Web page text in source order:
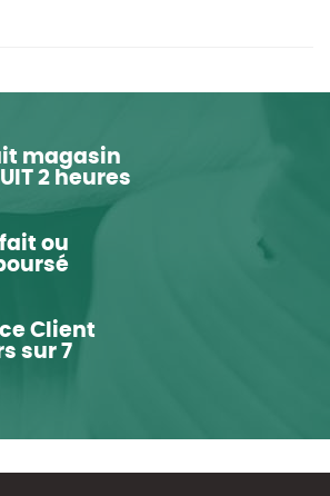
magasin
2 heures
ou
Client
sur 7